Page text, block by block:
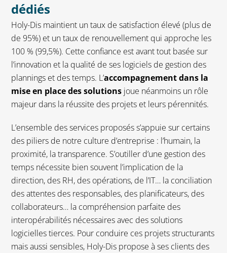
dédiés
Holy-Dis maintient un taux de satisfaction élevé (plus de
de 95%) et un taux de renouvellement qui approche les
100 % (99,5%). Cette confiance est avant tout basée sur
l’innovation et la qualité de ses logiciels de gestion des
plannings et des temps. L’accompagnement dans la
mise en place des solutions joue néanmoins un rôle
majeur dans la réussite des projets et leurs pérennités.
L’ensemble des services proposés s’appuie sur certains
des piliers de notre culture d’entreprise : l’humain, la
proximité, la transparence. S’outiller d’une gestion des
temps nécessite bien souvent l’implication de la
direction, des RH, des opérations, de l’IT… la conciliation
des attentes des responsables, des planificateurs, des
collaborateurs… la compréhension parfaite des
interopérabilités nécessaires avec des solutions
logicielles tierces. Pour conduire ces projets structurants
mais aussi sensibles, Holy-Dis propose à ses clients des